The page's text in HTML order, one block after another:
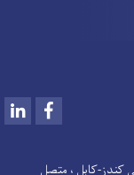
LinkedIn
کندز-کابل ، متصل